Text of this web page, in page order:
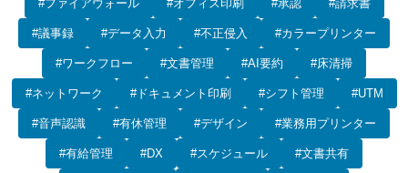
#ファイアウォール #オフィス印刷 #承認 #請求書
#議事録 #データ入力 #不正侵入 #カラープリンター
#ワークフロー #文書管理 #AI要約 #床清掃
#ネットワーク #ドキュメント印刷 #シフト管理 #UTM
#音声認識 #有休管理 #デザイン #業務用プリンター
#有給管理 #DX #スケジュール #文書共有